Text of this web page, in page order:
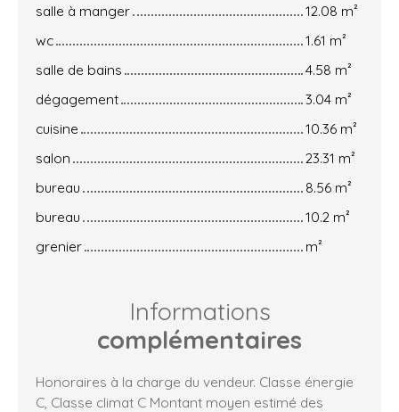
salle à manger
12.08 m²
wc
1.61 m²
salle de bains
4.58 m²
dégagement
3.04 m²
cuisine
10.36 m²
salon
23.31 m²
bureau
8.56 m²
bureau
10.2 m²
grenier
m²
Informations
complémentaires
Honoraires à la charge du vendeur. Classe énergie
C, Classe climat C Montant moyen estimé des